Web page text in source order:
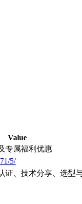
Value
专属福利优惠
5/
证、技术分享、选型